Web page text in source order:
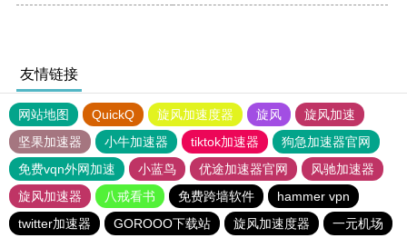
友情链接
网站地图 QuickQ 旋风加速度器 旋风
旋风加速
坚果加速器
小牛加速器 tiktok加速器
狗急加速器官网
免费vqn外网加速
小蓝鸟 优途加速器官网
风驰加速器
旋风加速器
八戒看书 免费跨墙软件
hammer vpn
twitter加速器
GOROOO下载站 旋风加速度器 一元机场